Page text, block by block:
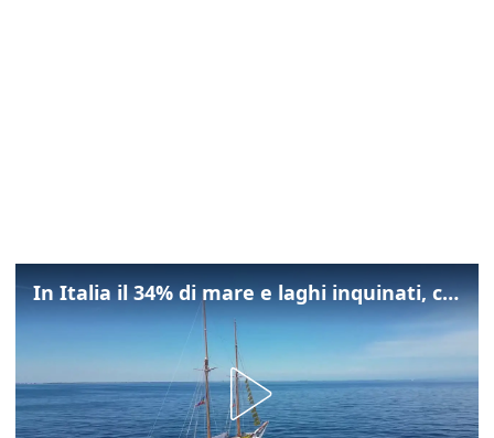
In Italia il 34% di mare e laghi inquinati, colpa della maladepurazione